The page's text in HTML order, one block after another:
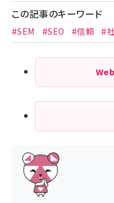
この記事のキーワード
#SEM #SEO #信頼 #